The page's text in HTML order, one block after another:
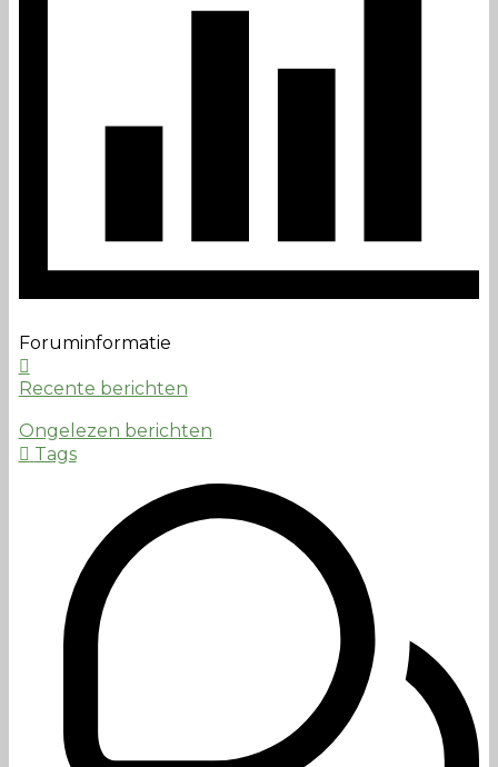
Foruminformatie
Recente berichten
Ongelezen berichten
Tags